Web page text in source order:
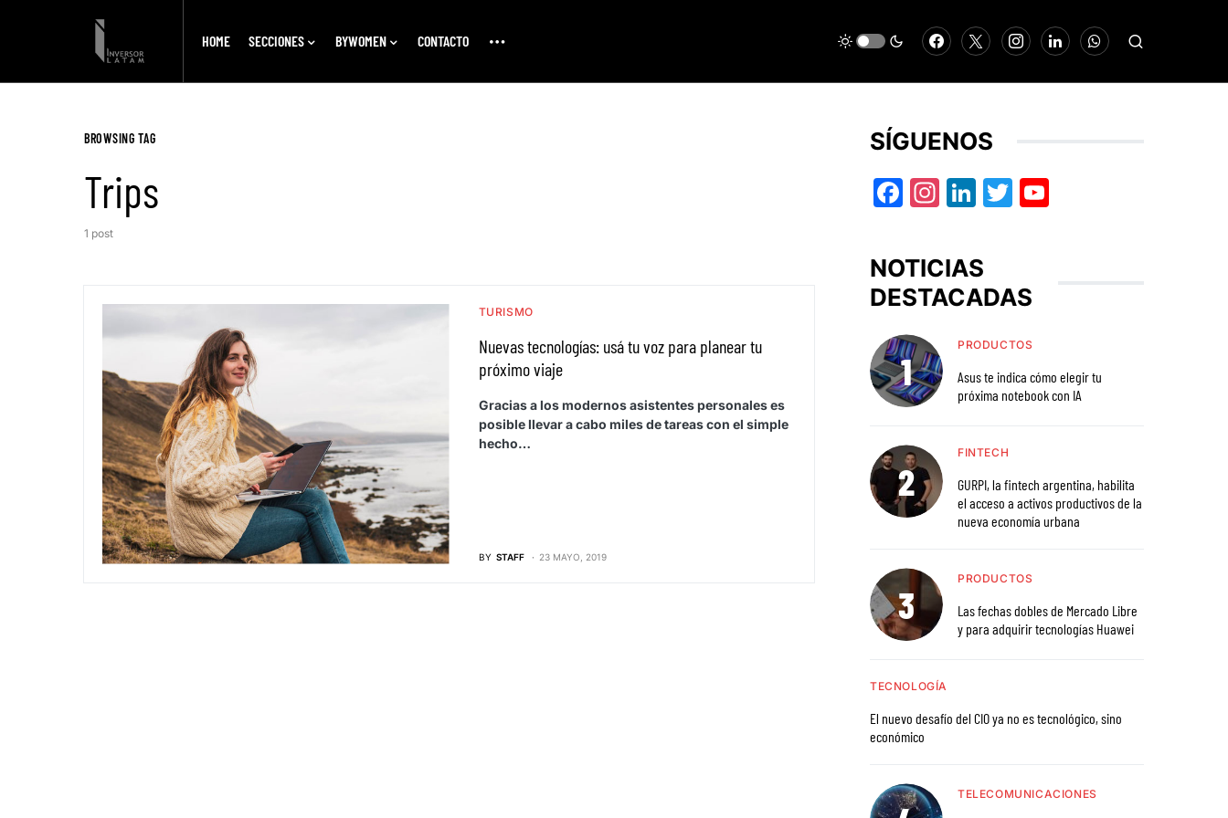
HOME SECCIONES BYWOMEN CONTACTO
BROWSING TAG
Trips
1 post
TURISMO
Nuevas tecnologías: usá tu voz para planear tu
próximo viaje
Gracias a los modernos asistentes personales es
posible llevar a cabo miles de tareas con el simple
hecho…
BY STAFF 23 MAYO, 2019
SÍGUENOS
Facebook
Instagram
LinkedIn
Twitter
NOTICIAS
DESTACADAS
PRODUCTOS
Asus te indica cómo elegir tu
próxima notebook con IA
FINTECH
GURPI, la fintech argentina, habilita
el acceso a activos productivos de la
nueva economía urbana
PRODUCTOS
Las fechas dobles de Mercado Libre
y para adquirir tecnologías Huawei
TECNOLOGÍA
El nuevo desafío del CIO ya no es tecnológico, sino
económico
TELECOMUNICACIONES